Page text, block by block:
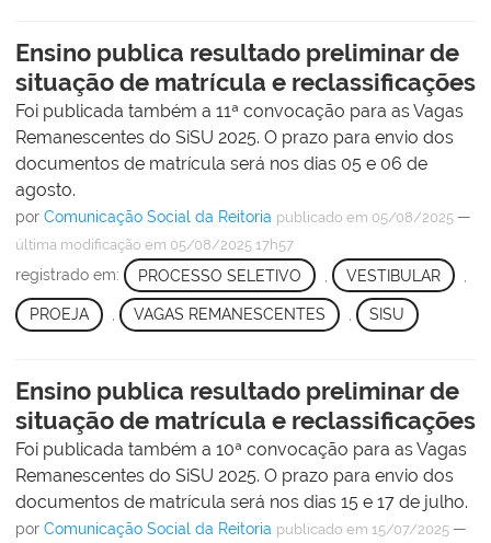
Ensino publica resultado preliminar de
situação de matrícula e reclassificações
Foi publicada também a 11ª convocação para as Vagas
Remanescentes do SiSU 2025. O prazo para envio dos
documentos de matrícula será nos dias 05 e 06 de
agosto.
por Comunicação Social da Reitoria publicado em 05/08/2025 —
última modificação em 05/08/2025 17h57
registrado em: PROCESSO SELETIVO VESTIBULAR
PROEJA , VAGAS REMANESCENTES , SISU
Ensino publica resultado preliminar de
situação de matrícula e reclassificações
Foi publicada também a 10ª convocação para as Vagas
Remanescentes do SiSU 2025. O prazo para envio dos
documentos de matrícula será nos dias 15 e 17 de julho.
por Comunicação Social da Reitoria publicado em 15/07/2025 —